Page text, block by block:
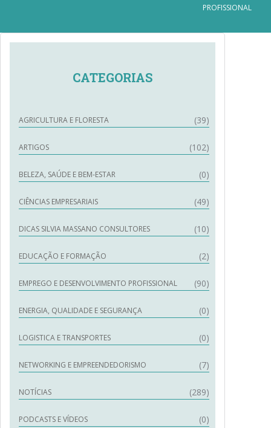
PROFISSIONAL
CATEGORIAS
AGRICULTURA E FLORESTA (39)
ARTIGOS (102)
BELEZA, SAÚDE E BEM-ESTAR (0)
CIÊNCIAS EMPRESARIAIS (49)
DICAS SILVIA MASSANO CONSULTORES (10)
EDUCAÇÃO E FORMAÇÃO (2)
EMPREGO E DESENVOLVIMENTO PROFISSIONAL (90)
ENERGIA, QUALIDADE E SEGURANÇA (0)
LOGISTICA E TRANSPORTES (0)
NETWORKING E EMPREENDEDORISMO (7)
NOTÍCIAS (289)
PODCASTS E VÍDEOS (0)